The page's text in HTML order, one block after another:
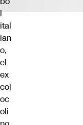
l
ital
ian
o,
el
ex
col
oc
oli